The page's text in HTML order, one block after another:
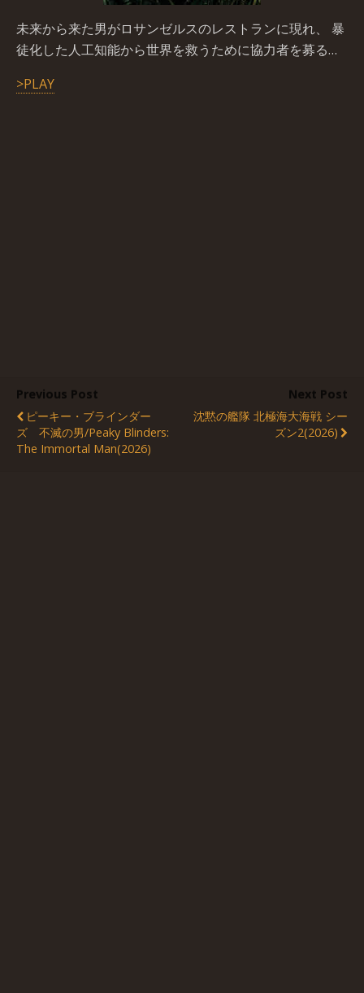
未来から来た男がロサンゼルスのレストランに現れ、 暴
徒化した人工知能から世界を救うために協力者を募る…
>PLAY
Previous Post
ピーキー・ブラインダー
ズ 不滅の男/Peaky Blinders:
The Immortal Man(2026)
Next Post
沈黙の艦隊 北極海大海戦 シー
ズン2(2026)